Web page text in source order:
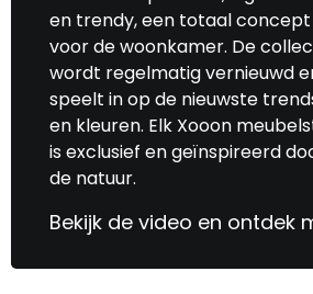
en trendy, een totaal concept
voor de woonkamer. De
wordt regelmatig vernieuwd
speelt in op de nieuwste
en kleuren. Elk Xooon
is exclusief en geïnspireerd
de natuur.
Bekijk de video en ontdek